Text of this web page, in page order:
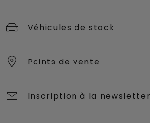
Véhicules de stock
Points de vente
Inscription à la newsletter